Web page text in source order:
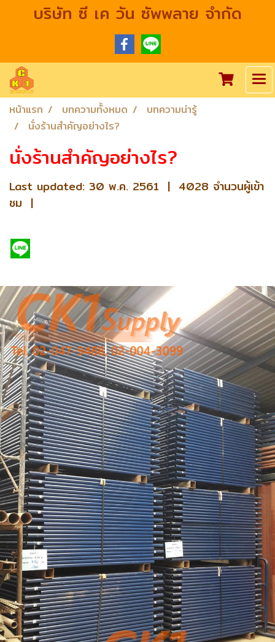
บริษัท ซี เค วัน ซัพพลาย จำกัด
หน้าแรก บทความทั้งหมด
บทความน่ารู้
นั่งร้านสำคัญอย่างไร?
นั่งร้านสำคัญอย่างไร?
Last updated: 30 พ.ค. 2561 | 4028 จำนวนผู้เข้า
ชม |